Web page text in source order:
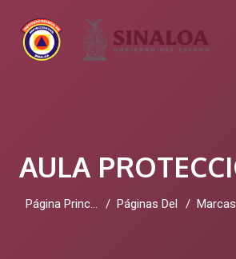
Página Principal Páginas Del SitioMarcas